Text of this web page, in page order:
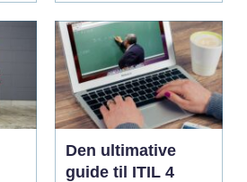
Den ultimative
guide til ITIL 4